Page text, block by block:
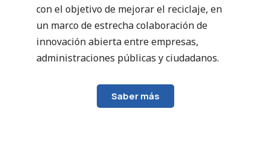
con el objetivo de mejorar el reciclaje, en
un marco de estrecha colaboración de
innovación abierta entre empresas,
administraciones públicas y ciudadanos.
Saber más